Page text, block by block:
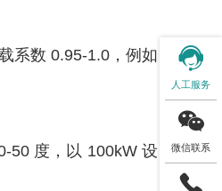
系数 0.95-1.0，例如
50 度，以 100kW 设
人工服务
微信联系